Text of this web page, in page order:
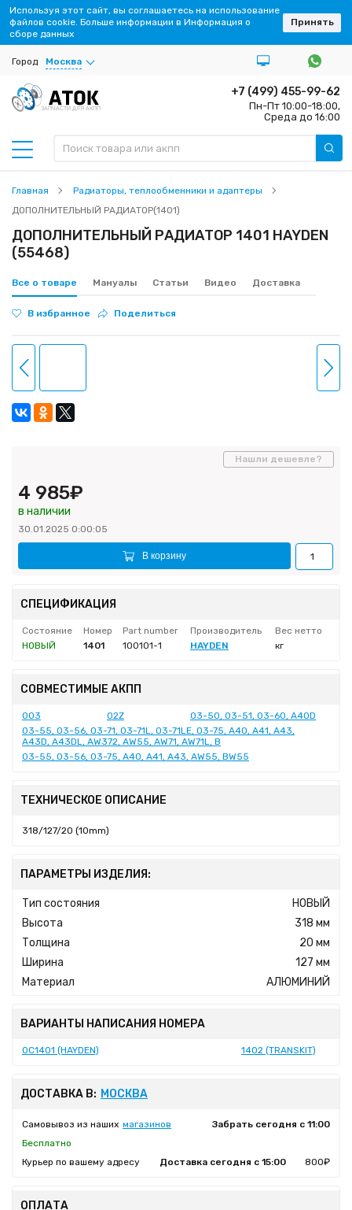
Город Москва
ЗАПЧАСТИ ДЛЯ АКПП
+7 (499) 455-99-62
Пн-Пт 10:00-18:00,
Среда до 16:00
Главная
Радиаторы, теплообменники и адаптеры
ДОПОЛНИТЕЛЬНЫЙ РАДИАТОР(1401)
ДОПОЛНИТЕЛЬНЫЙ РАДИАТОР 1401 HAYDEN
(55468)
Все о товаре Мануалы Статьи Видео Доставка
В избранное Поделиться
4 985₽
в наличии
30.01.2025 0:00:05
В корзину
Нашли дешевле?
СПЕЦИФИКАЦИЯ
Состояние Номер Part number Производитель
Вес нетто
НОВЫЙ
1401 100101-1 HAYDEN кг
СОВМЕСТИМЫЕ АКПП
003 02Z
03-50, 03-51, 03-60, A40D
03-55, 03-56, 03-71, 03-71L, 03-71LE, 03-75, A40, A41, A43,
A43D, A43DL, AW372, AW55, AW71, AW71L, B
03-55, 03-56, 03-75, A40, A41, A43, AW55, BW55
ТЕХНИЧЕСКОЕ ОПИСАНИЕ
318/127/20 (10mm)
ПАРАМЕТРЫ ИЗДЕЛИЯ:
Тип состояния
НОВЫЙ
Высота
318 мм
Толщина
20 мм
Ширина
127 мм
Материал
АЛЮМИНИЙ
ВАРИАНТЫ НАПИСАНИЯ НОМЕРА
OC1401 (HAYDEN) 1402 (TRANSKIT)
ДОСТАВКА В: МОСКВА
Самовывоз из наших магазинов
Забрать сегодня с 11:00
Бесплатно
Курьер по вашему адресу
Доставка сегодня с 15:00 800₽
ОПЛАТА
Используя этот сайт, вы соглашаетесь на использование
файлов cookie. Больше информации в Информация о
сборе данных
Принять